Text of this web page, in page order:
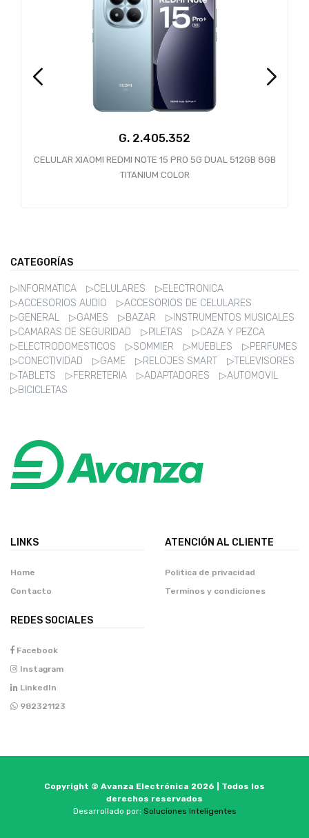
G. 2.405.352
CELULAR XIAOMI REDMI NOTE 15 PRO 5G DUAL 512GB 8GB
TITANIUM COLOR
CATEGORÍAS
▷INFORMATICA ▷CELULARES
▷ELECTRONICA
▷ACCESORIOS AUDIO
▷ACCESORIOS DE CELULARES
▷GENERAL
▷GAMES ▷BAZAR
▷INSTRUMENTOS MUSICALES
▷CAMARAS DE SEGURIDAD
▷PILETAS
▷CAZA Y PEZCA
▷ELECTRODOMESTICOS
▷SOMMIER ▷MUEBLES
▷PERFUMES
▷CONECTIVIDAD
▷GAME ▷RELOJES SMART
▷TELEVISORES
▷TABLETS
▷FERRETERIA ▷ADAPTADORES
▷AUTOMOVIL
▷BICICLETAS
LINKS
Home
Contacto
ATENCIÓN AL CLIENTE
Politica de privacidad
Terminos y condiciones
REDES SOCIALES
Facebook
Instagram
LinkedIn
982321123
Copyright © Avanza Electrónica 2026 | Todos los
derechos reservados
Desarrollado por: Soluciones Inteligentes